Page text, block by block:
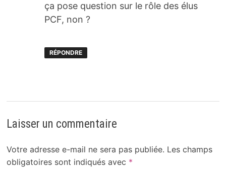
ça pose question sur le rôle des élus
PCF, non ?
RÉPONDRE
Laisser un commentaire
Votre adresse e-mail ne sera pas publiée. Les champs
obligatoires sont indiqués avec *